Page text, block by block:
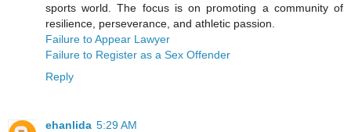
sports world. The focus is on promoting a community of
resilience, perseverance, and athletic passion.
Failure to Appear Lawyer
Failure to Register as a Sex Offender
Reply
ehanlida 5:29 AM